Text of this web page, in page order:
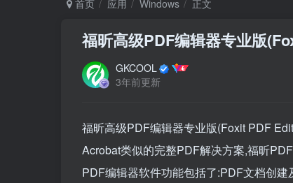
首页 应用 Windows 正文
福昕高级PDF编辑器专业版
GKCOOL
3年前更新
福昕高级PDF编辑器专业版(Foxit PDF
Acrobat类似的完整PDF解决方案,福昕
PDF编辑器软件功能包括了:PDF文档创